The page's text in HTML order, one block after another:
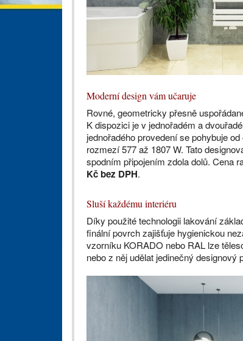
Moderní design vám učaruje
Rovné, geometricky přesně
K dispozici je v jednořadém a
jednořadého provedení se pohybuje
rozmezí 577 až 1807 W. Tato
spodním připojením zdola dolů. Cena
Kč bez DPH.
Sluší každému interiéru
Díky použité technologii lakování
finální povrch zajišťuje hygienickou
vzorníku KORADO nebo RAL lze
nebo z něj udělat jedinečný designový